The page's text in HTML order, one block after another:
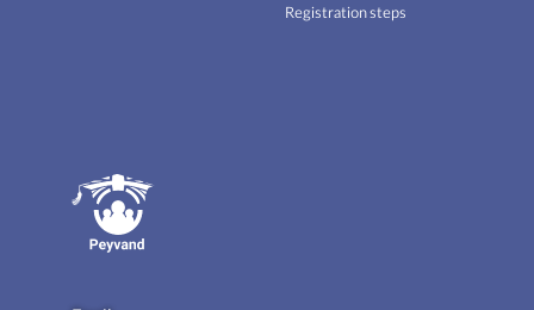
Registration steps